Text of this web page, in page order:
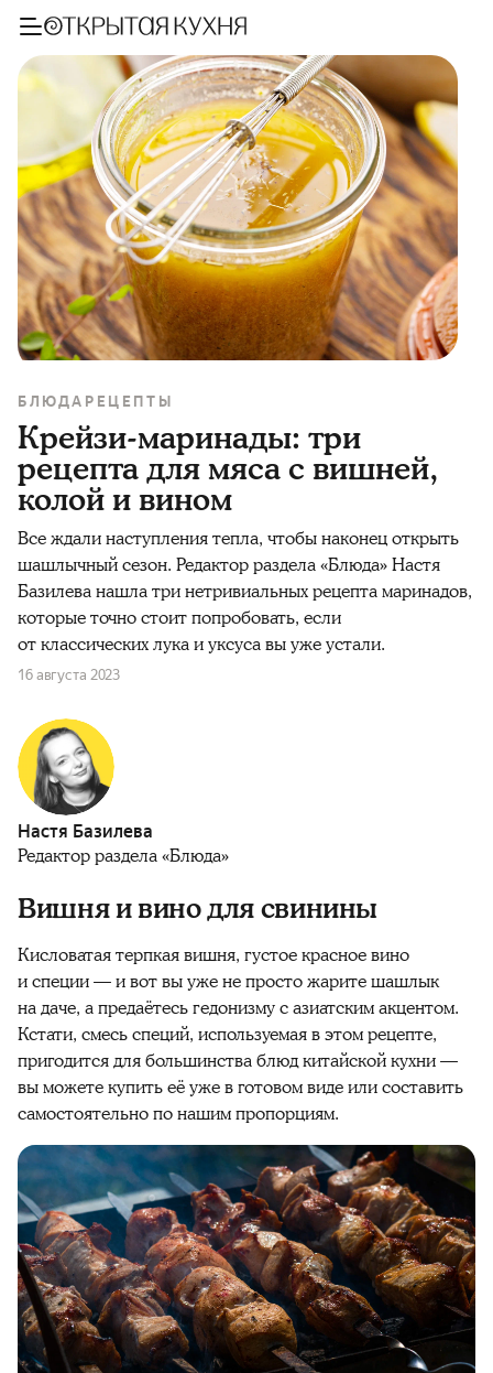
БЛЮДА РЕЦЕПТЫ
Крейзи-маринады: три
рецепта для мяса с вишней,
колой и вином
Все ждали наступления тепла, чтобы наконец открыть
шашлычный сезон. Редактор раздела «Блюда» Настя
Базилева нашла три нетривиальных рецепта маринадов,
которые точно стоит попробовать, если
от классических лука и уксуса вы уже устали.
16 августа 2023
Настя Базилева
Редактор раздела «Блюда»
Вишня и вино для свинины
Кисловатая терпкая вишня, густое красное вино
и специи — и вот вы уже не просто жарите шашлык
на даче, а предаётесь гедонизму с азиатским акцентом.
Кстати, смесь специй, используемая в этом рецепте,
пригодится для большинства блюд китайской кухни —
вы можете купить её уже в готовом виде или составить
самостоятельно по нашим пропорциям.